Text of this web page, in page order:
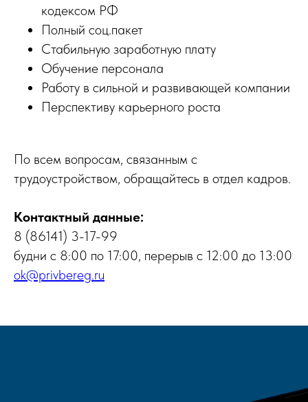
кодексом РФ
Полный соц.пакет
Стабильную заработную плату
Обучение персонала
Работу в сильной и развивающей компании
Перспективу карьерного роста
По всем вопросам, связанным с
трудоустройством, обращайтесь в отдел кадров.
Контактный данные:
8 (86141) 3-17-99
будни с 8:00 по 17:00, перерыв с 12:00 до 13:00
ok@privbereg.ru